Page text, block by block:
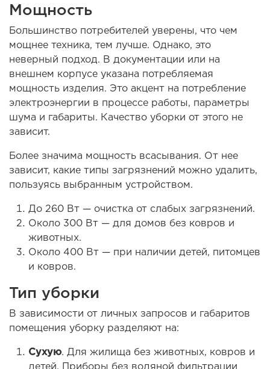
Мощность
Большинство потребителей уверены, что чем
мощнее техника, тем лучше. Однако, это
неверный подход. В документации или на
внешнем корпусе указана потребляемая
мощность изделия. Это акцент на потребление
электроэнергии в процессе работы, параметры
шума и габариты. Качество уборки от этого не
зависит.
Более значима мощность всасывания. От нее
зависит, какие типы загрязнений можно удалить,
пользуясь выбранным устройством.
До 260 Вт — очистка от слабых загрязнений.
Около 300 Вт — для домов без ковров и
животных.
Около 400 Вт — при наличии детей, питомцев
и ковров.
Тип уборки
В зависимости от личных запросов и габаритов
помещения уборку разделяют на:
Сухую. Для жилища без животных, ковров и
детей. Приборы без водяной фильтрации